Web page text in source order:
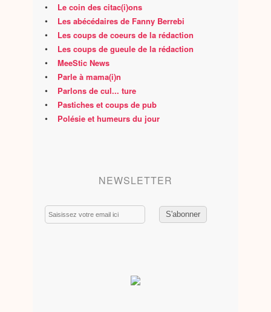
• Le coin des citac(i)ons
• Les abécédaires de Fanny Berrebi
• Les coups de coeurs de la rédaction
• Les coups de gueule de la rédaction
• MeeStic News
• Parle à mama(i)n
• Parlons de cul... ture
• Pastiches et coups de pub
• Polésie et humeurs du jour
NEWSLETTER
Email